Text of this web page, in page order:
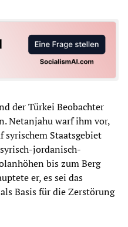
der Türkei Beobachter
Netanjahu warf ihm vor,
syrischem Staatsgebiet
jordanisch-
bis zum Berg
er, es sei das
Basis für die Zerstörung